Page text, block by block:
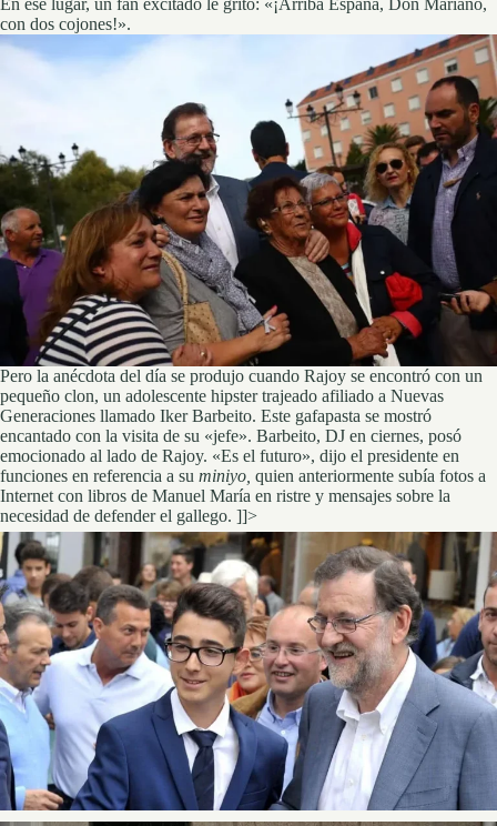
En ese lugar, un fan excitado le gritó: «¡Arriba España, Don Mariano,
con dos cojones!».
Pero la anécdota del día se produjo cuando Rajoy se encontró con un
pequeño clon, un adolescente hipster trajeado afiliado a Nuevas
Generaciones llamado Iker Barbeito. Este gafapasta se mostró
encantado con la visita de su «jefe». Barbeito, DJ en ciernes, posó
emocionado al lado de Rajoy. «Es el futuro», dijo el presidente en
funciones en referencia a su miniyo, quien anteriormente subía fotos a
Internet con libros de Manuel María en ristre y mensajes sobre la
necesidad de defender el gallego. ]]>